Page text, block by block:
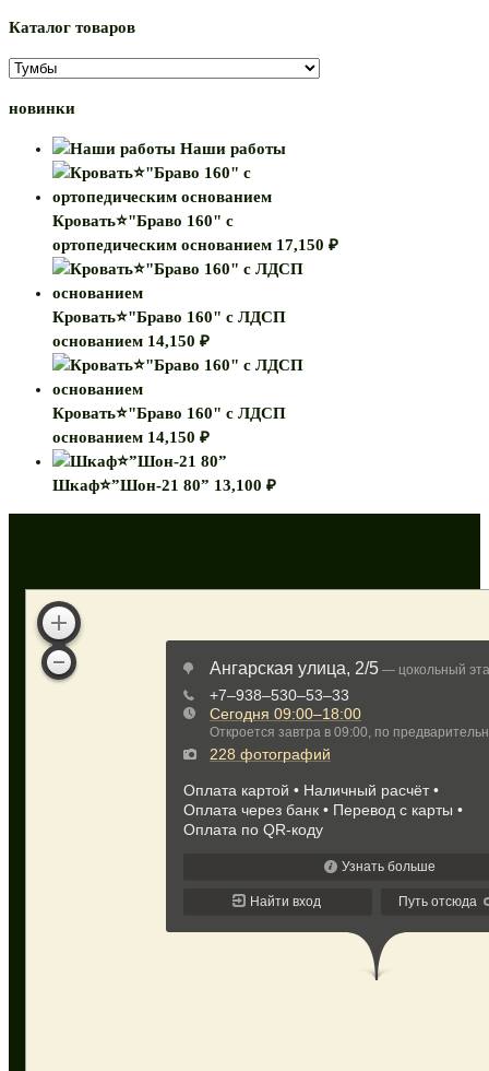
Каталог товаров
новинки
Наши работы
Кровать⭐"Браво 160" с
ортопедическим основанием 17,150 ₽
Кровать⭐"Браво 160" с ЛДСП
основанием 14,150 ₽
Кровать⭐"Браво 160" с ЛДСП
основанием 14,150 ₽
Шкаф⭐”Шон-21 80” 13,100 ₽